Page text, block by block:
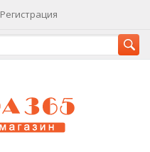
Регистрация